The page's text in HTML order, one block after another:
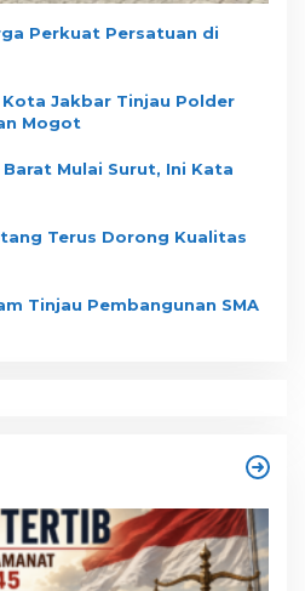
Perkuat Persatuan di
Jakbar Tinjau Polder
Mogot
Mulai Surut, Ini Kata
Terus Dorong Kualitas
Tinjau Pembangunan SMA